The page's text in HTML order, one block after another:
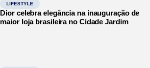
LIFESTYLE
Dior celebra elegância na inauguração de
maior loja brasileira no Cidade Jardim